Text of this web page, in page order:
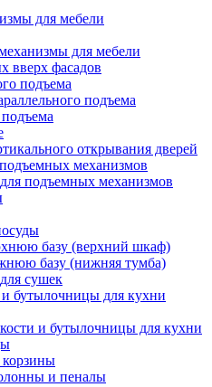
для мебели
для мебели
вверх фасадов
подъема
подъема
открывания дверей
механизмов
подъемных механизмов
базу (верхний шкаф)
базу (нижняя тумба)
сушек
бутылочницы для кухни
и бутылочницы для кухни
и пеналы